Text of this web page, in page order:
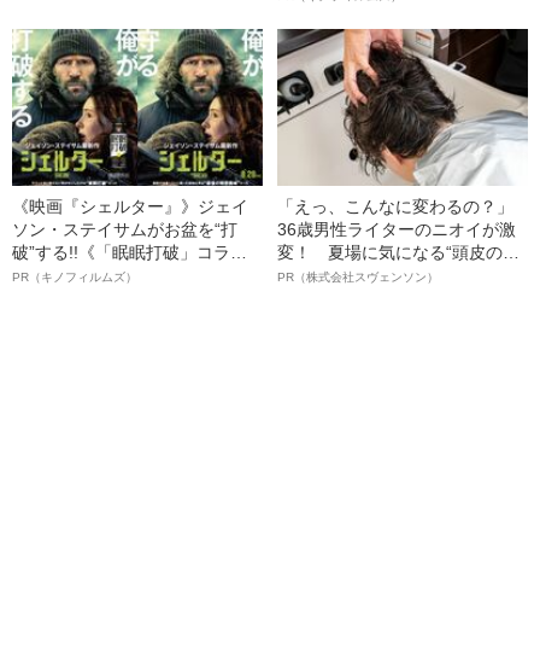
語る”《日本興収70億円突破》
《映画『シェルター』》ジェイ
ソン・ステイサムがお盆を“打
破”する!!《「眠眠打破」コラ
ボ》
PR（キノフィルムズ）
「えっ、こんなに変わるの？」
36歳男性ライターのニオイが激
変！ 夏場に気になる“頭皮のニ
オイ”や“ベタつき”を解消す
PR（株式会社スヴェンソン）